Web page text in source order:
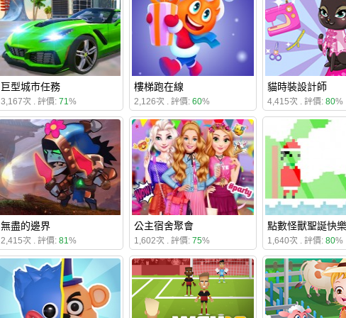
巨型城市任務
3,167次 . 評價: 71%
樓梯跑在線
2,126次 . 評價: 60%
貓時裝設計師
4,415次 . 評價: 80%
無盡的邊界
2,415次 . 評價: 81%
公主宿舍聚會
1,602次 . 評價: 75%
點數怪獸聖誕快樂
1,640次 . 評價: 80%